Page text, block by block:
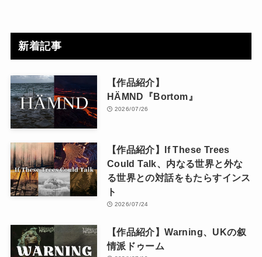
新着記事
【作品紹介】
HÄMND『Bortom』
2026/07/26
【作品紹介】If These Trees
Could Talk、内なる世界と外な
る世界との対話をもたらすインス
ト
2026/07/24
【作品紹介】Warning、UKの叙
情派ドゥーム